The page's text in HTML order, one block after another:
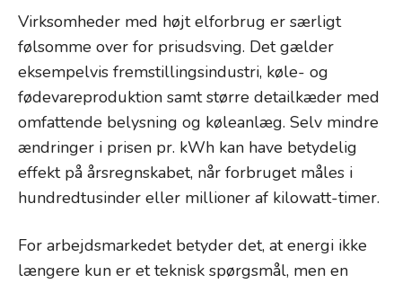
Virksomheder med højt elforbrug er særligt
følsomme over for prisudsving. Det gælder
eksempelvis fremstillingsindustri, køle- og
fødevareproduktion samt større detailkæder med
omfattende belysning og køleanlæg. Selv mindre
ændringer i prisen pr. kWh kan have betydelig
effekt på årsregnskabet, når forbruget måles i
hundredtusinder eller millioner af kilowatt-timer.
For arbejdsmarkedet betyder det, at energi ikke
længere kun er et teknisk spørgsmål, men en